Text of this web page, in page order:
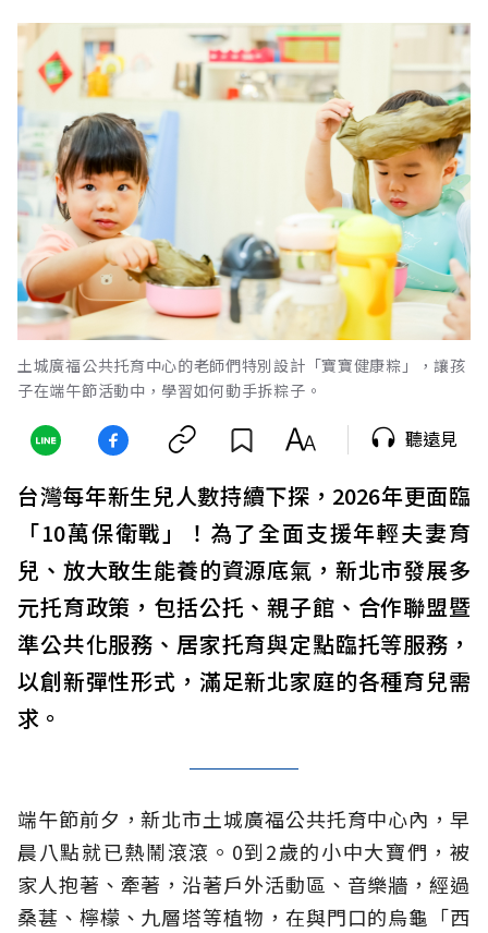
土城廣福公共托育中心的老師們特別設計「寶寶健康粽」，讓孩
子在端午節活動中，學習如何動手拆粽子。
聽遠見
台灣每年新生兒人數持續下探，2026年更面臨
「10萬保衛戰」！為了全面支援年輕夫妻育
兒、放大敢生能養的資源底氣，新北市發展多
元托育政策，包括公托、親子館、合作聯盟暨
準公共化服務、居家托育與定點臨托等服務，
以創新彈性形式，滿足新北家庭的各種育兒需
求。
端午節前夕，新北市土城廣福公共托育中心內，早
晨八點就已熱鬧滾滾。0到2歲的小中大寶們，被
家人抱著、牽著，沿著戶外活動區、音樂牆，經過
桑葚、檸檬、九層塔等植物，在與門口的烏龜「西